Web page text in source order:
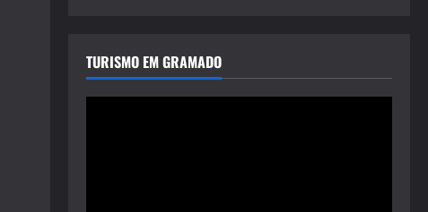
TURISMO EM GRAMADO